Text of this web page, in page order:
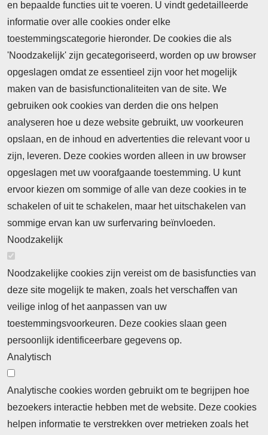
en bepaalde functies uit te voeren. U vindt gedetailleerde
informatie over alle cookies onder elke
toestemmingscategorie hieronder. De cookies die als
'Noodzakelijk' zijn gecategoriseerd, worden op uw browser
opgeslagen omdat ze essentieel zijn voor het mogelijk
maken van de basisfunctionaliteiten van de site. We
gebruiken ook cookies van derden die ons helpen
analyseren hoe u deze website gebruikt, uw voorkeuren
opslaan, en de inhoud en advertenties die relevant voor u
zijn, leveren. Deze cookies worden alleen in uw browser
opgeslagen met uw voorafgaande toestemming. U kunt
ervoor kiezen om sommige of alle van deze cookies in te
schakelen of uit te schakelen, maar het uitschakelen van
sommige ervan kan uw surfervaring beïnvloeden.
Noodzakelijk
Noodzakelijke cookies zijn vereist om de basisfuncties van
deze site mogelijk te maken, zoals het verschaffen van
veilige inlog of het aanpassen van uw
toestemmingsvoorkeuren. Deze cookies slaan geen
persoonlijk identificeerbare gegevens op.
Analytisch
Analytische cookies worden gebruikt om te begrijpen hoe
bezoekers interactie hebben met de website. Deze cookies
helpen informatie te verstrekken over metrieken zoals het
Nieuws
Neem contact op
Algemene Leveringsvoorwaarden
Cookieverklaring
Privacyverklaring
Abonnementinformatie Inlogprocedure
Nieuws
Laatste nieuws
Meld u aan voor onze nieuwsbrief
Ontvang 2 keer per maand de nieuwsbrief met
persberichten, actualiteiten, nieuws en personalia uit het